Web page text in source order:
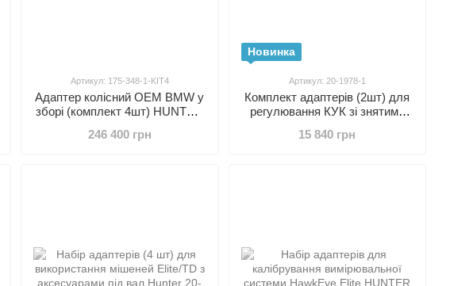
Артикул: 175-348-1-KIT4
Адаптер колісний ОЕМ BMW у
зборі (комплект 4шт) HUNTER
246 400 грн
Новинка
Артикул: 20-1978-1
Комплект адаптерів (2шт) для
регулювання КУК зі знятими
15 840 грн